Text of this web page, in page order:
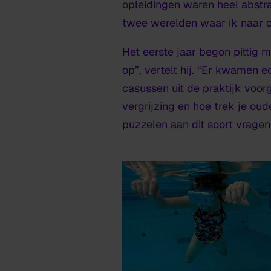
opleidingen waren heel
twee werelden waar ik naar
Het eerste jaar begon pittig
op”, vertelt hij. “Er kwamen
casussen uit de praktijk
vergrijzing en hoe trek je
puzzelen aan dit soort